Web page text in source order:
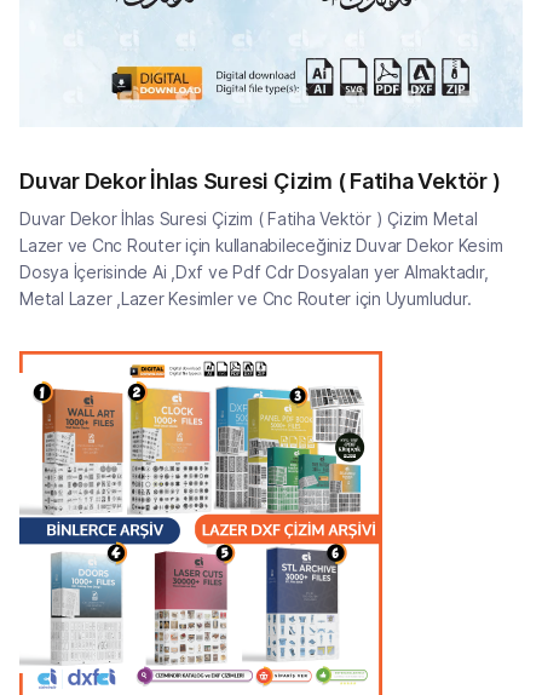
Duvar Dekor İhlas Suresi Çizim ( Fatiha Vektör )
Duvar Dekor İhlas Suresi Çizim ( Fatiha Vektör ) Çizim Metal
Lazer ve Cnc Router için kullanabileceğiniz Duvar Dekor Kesim
Dosya İçerisinde Ai ,Dxf ve Pdf Cdr Dosyaları yer Almaktadır,
Metal Lazer ,Lazer Kesimler ve Cnc Router için Uyumludur.